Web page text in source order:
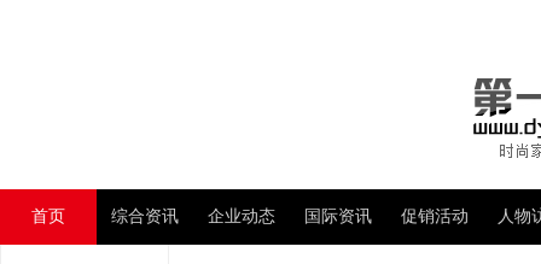
首页 综合资讯 企业动态 国际资讯 促销活动 人物